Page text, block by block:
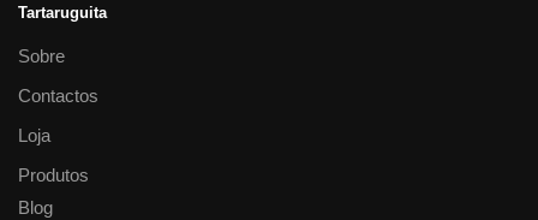
Tartaruguita
Sobre
Contactos
Loja
Produtos
Blog